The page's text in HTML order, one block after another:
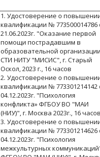
1. Удостоверение о
квалификации № 773500014786
21.06.2023г. "Оказание первой
помощи пострадавшим в
образовательной
СТИ НИТУ "МИСИС", г. Старый
Оскол, 2023 г., 16 часов
2. Удостоверение о
квалификации № 773301214142
04.12.2023г. "Психология
конфликта» ФГБОУ ВО "МАИ
(НИУ)", г. Москва 2023г., 16 часов
3. Удостоверение о
квалификации № 773301214626
04.12.2023г. "Психология
межкультурных